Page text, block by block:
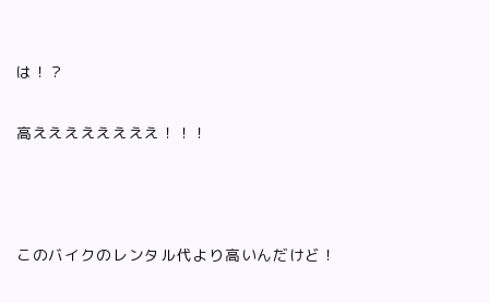
は！？
高ええええええええ！！！
このバイクのレンタル代より高いんだけど！